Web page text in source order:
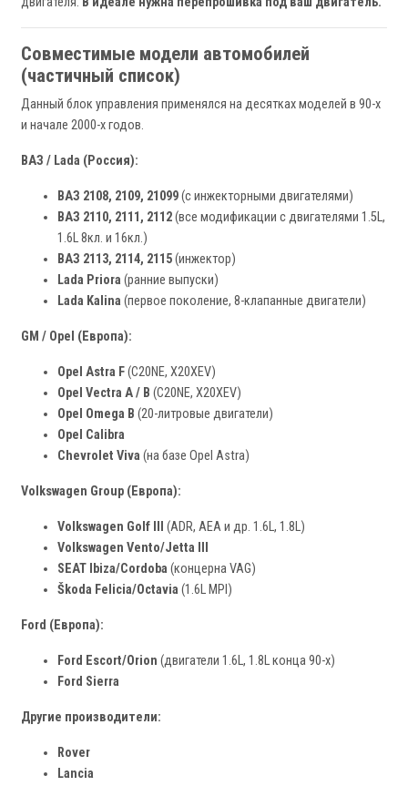
Совместимые модели автомобилей
(частичный список)
Данный блок управления применялся на десятках моделей в 90-х
и начале 2000-х годов.
ВАЗ / Lada (Россия):
ВАЗ 2108, 2109, 21099(с инжекторными двигателями)
ВАЗ 2110, 2111, 2112(все модификации с двигателями 1.5L,
1.6L 8кл. и 16кл.)
ВАЗ 2113, 2114, 2115(инжектор)
Lada Priora (ранние выпуски)
Lada Kalina (первое поколение, 8-клапанные двигатели)
GM / Opel (Европа):
Opel Astra F(C20NE, X20XEV)
Opel Vectra A / B (C20NE, X20XEV)
Opel Omega B (20-литровые двигатели)
Opel Calibra
Chevrolet Viva (на базе Opel Astra)
Volkswagen Group (Европа):
Volkswagen Golf III
(ADR, AEA и др. 1.6L, 1.8L)
Volkswagen Vento/Jetta III
SEAT Ibiza/Cordoba (концерна VAG)
Škoda Felicia/Octavia (1.6L MPI)
Ford (Европа):
Ford Escort/Orion (двигатели 1.6L, 1.8L конца 90-х)
Ford Sierra
Другие производители:
Rover
Lancia